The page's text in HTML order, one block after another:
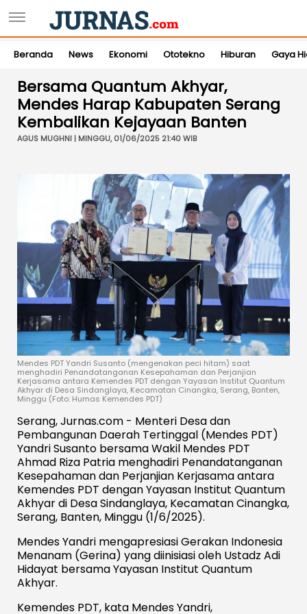
Beranda News Ekonomi Ototekno Hiburan Gaya
Bersama Quantum Akhyar,
Mendes Harap Kabupaten Serang
Kembalikan Kejayaan Banten
AGUS MUGHNI | MINGGU, 01/06/2025 21:40 WIB
Mendes PDT Yandri Susanto (mengenakan peci hitam) saat
menghadiri Penandatanganan Kesepahaman dan Perjanjian
Kerjasama antara Kemendes PDT dengan Yayasan Institut Quantum
Akhyar di Desa Sindanglaya, Kecamatan Cinangka, Serang, Banten,
Minggu (Foto: Humas Kemendes PDT)
Serang, Jurnas.com - Menteri Desa dan
Pembangunan Daerah Tertinggal (Mendes PDT)
Yandri Susanto bersama Wakil Mendes PDT
Ahmad Riza Patria menghadiri Penandatanganan
Kesepahaman dan Perjanjian Kerjasama antara
Kemendes PDT dengan Yayasan Institut Quantum
Akhyar di Desa Sindanglaya, Kecamatan Cinangka,
Serang, Banten, Minggu (1/6/2025).
Mendes Yandri mengapresiasi Gerakan Indonesia
Menanam (Gerina) yang diinisiasi oleh Ustadz Adi
Hidayat bersama Yayasan Institut Quantum
Akhyar.
Kemendes PDT, kata Mendes Yandri,